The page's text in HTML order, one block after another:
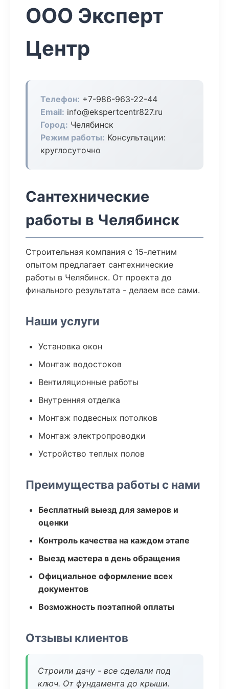
ООО Эксперт
Центр
Телефон: +7-986-963-22-44
Email: info@ekspertcentr827.ru
Город: Челябинск
Режим работы: Консультации:
круглосуточно
Сантехнические
работы в Челябинск
Строительная компания с 15-летним
опытом предлагает сантехнические
работы в Челябинск. От проекта до
финального результата - делаем все сами.
Наши услуги
Установка окон
Монтаж водостоков
Вентиляционные работы
Внутренняя отделка
Монтаж подвесных потолков
Монтаж электропроводки
Устройство теплых полов
Преимущества работы с нами
Бесплатный выезд для замеров и
оценки
Контроль качества на каждом этапе
Выезд мастера в день обращения
Официальное оформление всех
документов
Возможность поэтапной оплаты
Отзывы клиентов
Строили дачу - все сделали под
ключ. От фундамента до крыши.